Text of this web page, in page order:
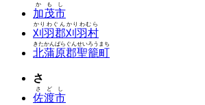
加茂市
かもし
刈羽郡刈羽村
かりわぐんかりわむら
北蒲原郡聖籠町
きたかんばらぐんせいろうまち
さ
佐渡市
さどし